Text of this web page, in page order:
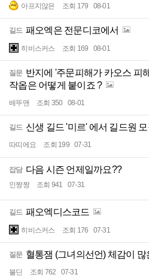
아프지않은 조회 179 08-01
길드 패오엑은 전문디코에서
히비스커스 조회 169 08-01
질문 반지에 '주문피해가 카오스 피
작옵은 어떻게 붙이죠 ?
배뚜맨 조회 350 08-01
길드 신생 길드 '미르' 에서 길드원
따띠에요 조회 199 07-31
잡담 다음 시즌 언제일까요??
인짱짱 조회 941 07-31
길드 패오엑디스코드
히비스커스 조회 176 07-31
질문 혈통잼 (그녀의선언) 체감이 많
불딘 조회 762 07-31